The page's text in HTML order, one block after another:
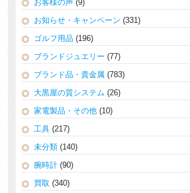
お客様の声 (9)
お知らせ・キャンペーン (331)
ゴルフ用品 (196)
ブランドジュエリー (77)
ブランド品・貴金属 (783)
大黒屋の質システム (26)
家電製品・その他 (10)
工具 (217)
未分類 (140)
腕時計 (90)
買取 (340)